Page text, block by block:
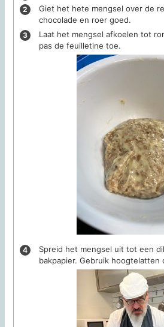
Giet het hete mengsel over de
chocolade en roer goed.
Laat het mengsel afkoelen tot
pas de feuilletine toe.
Spreid het mengsel uit tot een
bakpapier. Gebruik hoogtelatten